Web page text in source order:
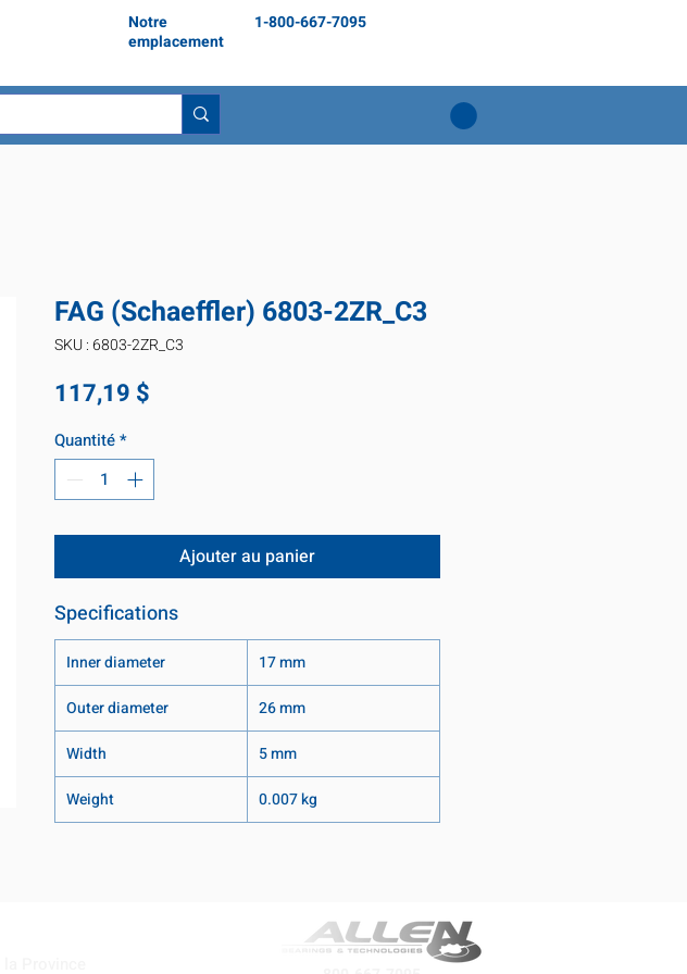
Notre
emplacement
1-800-667-7095
FAG (Schaeffler) 6803-2ZR_C3
SKU : 6803-2ZR_C3
117,19 $
Quantité*
Ajouter au panier
Specifications
Inner diameter
17 mm
Outer diameter
26 mm
Width
5 mm
Weight
0.007 kg